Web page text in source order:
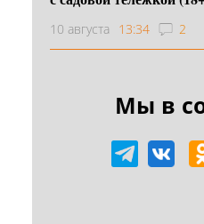
10 августа 13:34 2
Мы в